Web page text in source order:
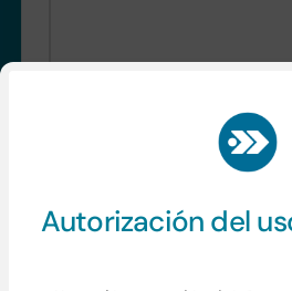
Autorización del
Si, he leído y acepto la
Dinamiza Asesores.